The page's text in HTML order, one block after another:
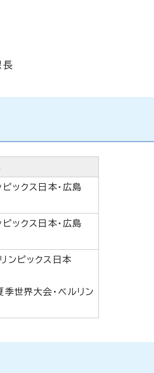
長
ックス日本・広島
ックス日本・広島
ンピックス日本
季世界大会・ベルリン